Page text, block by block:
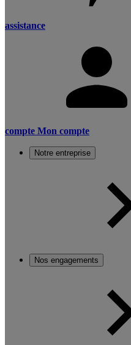
assistance
compte Mon compte
Notre entreprise
Nos engagements